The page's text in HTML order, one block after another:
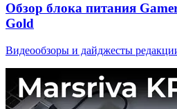
Обзор блока питания
Gold
Видеообзоры и дайджесты